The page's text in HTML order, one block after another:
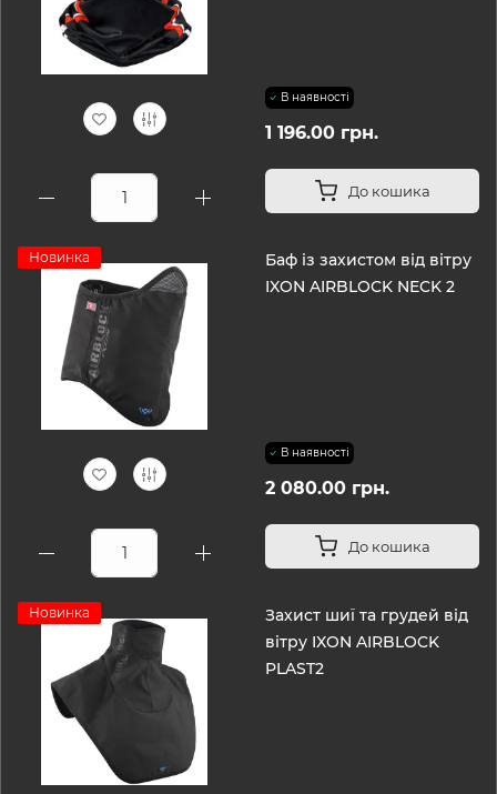
В наявності
1 196.00 грн.
До кошика
Новинка
Баф із захистом від вітру
IXON AIRBLOCK NECK 2
В наявності
2 080.00 грн.
До кошика
Новинка
Захист шиї та грудей від
вітру IXON AIRBLOCK
PLAST2